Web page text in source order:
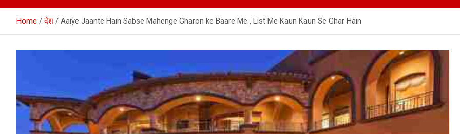
Home देश Aaiye Jaante Hain Sabse Mahenge Gharon ke Baare Me , List Me Kaun Kaun Se Ghar Hain